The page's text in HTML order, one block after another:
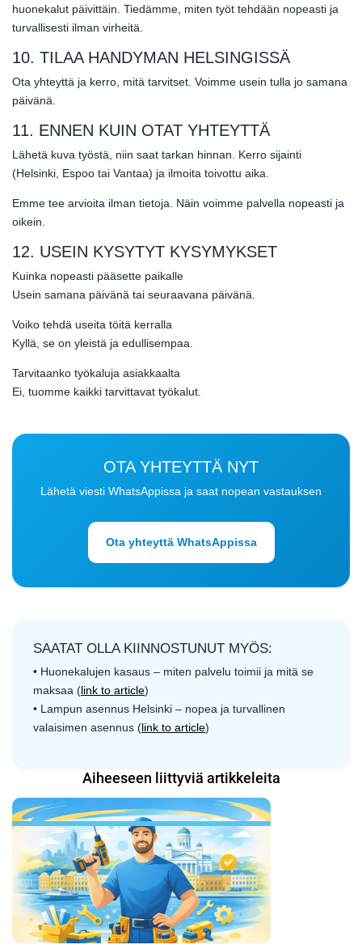
huonekalut päivittäin. Tiedämme, miten työt tehdään nopeasti ja
turvallisesti ilman virheitä.
10. TILAA HANDYMAN HELSINGISSÄ
Ota yhteyttä ja kerro, mitä tarvitset. Voimme usein tulla jo samana
päivänä.
11. ENNEN KUIN OTAT YHTEYTTÄ
Lähetä kuva työstä, niin saat tarkan hinnan. Kerro sijainti
(Helsinki, Espoo tai Vantaa) ja ilmoita toivottu aika.
Emme tee arvioita ilman tietoja. Näin voimme palvella nopeasti ja
oikein.
12. USEIN KYSYTYT KYSYMYKSET
Kuinka nopeasti pääsette paikalle
Usein samana päivänä tai seuraavana päivänä.
Voiko tehdä useita töitä kerralla
Kyllä, se on yleistä ja edullisempaa.
Tarvitaanko työkaluja asiakkaalta
Ei, tuomme kaikki tarvittavat työkalut.
OTA YHTEYTTÄ NYT
Lähetä viesti WhatsAppissa ja saat nopean vastauksen
Ota yhteyttä WhatsAppissa
SAATAT OLLA KIINNOSTUNUT MYÖS:
• Huonekalujen kasaus – miten palvelu toimii ja mitä se
maksaa (link to article)
• Lampun asennus Helsinki – nopea ja turvallinen
valaisimen asennus (link to article)
Aiheeseen liittyviä artikkeleita